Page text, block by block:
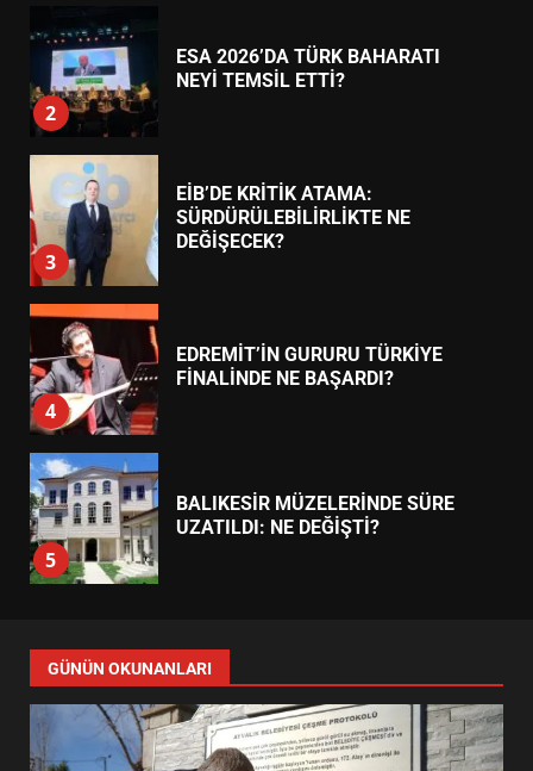
3
EİB’DE KRİTİK ATAMA:
4
EDREMİT’İN GURURU TÜRKİYE
5
BURHANİYE SATRANÇ
7
BURHANİYE BELEDİYESPOR’DA
YENİ YÖNETİM NASIL
ŞEKİLLENDİ?
GÜNÜN OKUNANLARI